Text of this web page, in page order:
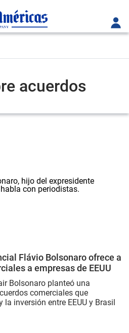
acuerdos
Flávio Bolsonaro ofrece a
a empresas de EEUU
Bolsonaro planteó una
comerciales que
la inversión entre EEUU y Brasil